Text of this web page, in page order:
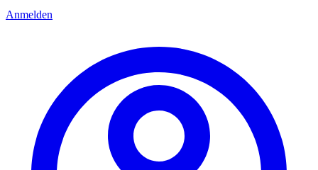
Anmelden